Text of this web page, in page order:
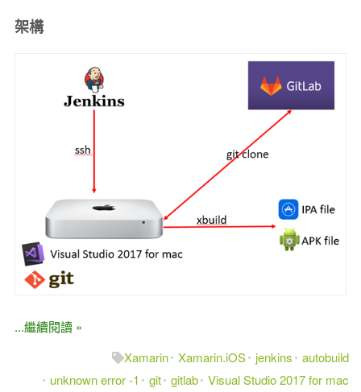
架構
...繼續閱讀 »
Xamarin Xamarin.iOS jenkins
autobuild
unknown error -1
git gitlab Visual Studio 2017 for mac